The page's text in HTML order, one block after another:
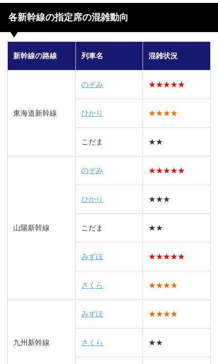
各新幹線の指定席の混雑動向
新幹線の路線 列車名 混雑状況
東海道新幹線
のぞみ ★★★★★
ひかり ★★★★
こだま ★★
山陽新幹線
のぞみ ★★★★★
ひかり ★★★
こだま ★★
みずほ ★★★★★
さくら ★★★★
九州新幹線
みずほ ★★★★
さくら ★★